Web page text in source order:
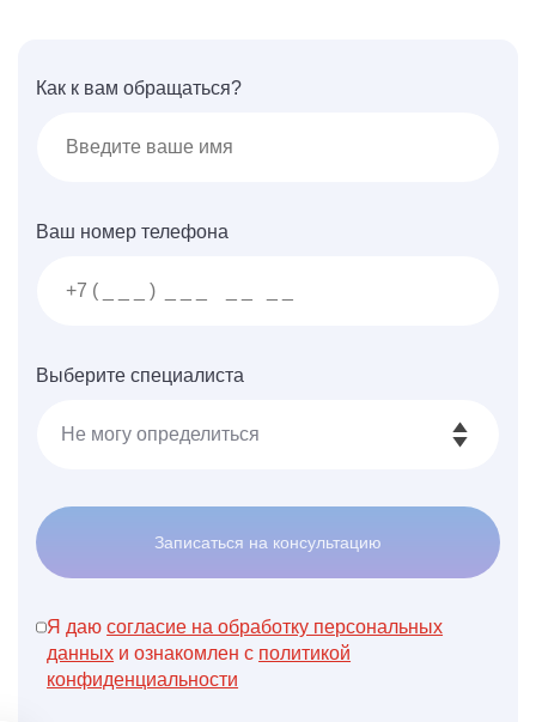
Как к вам обращаться?
Ваш номер телефона
Выберите специалиста
Записаться на консультацию
Я даюсогласие на обработку персональных
данных и ознакомлен с политикой
конфиденциальности